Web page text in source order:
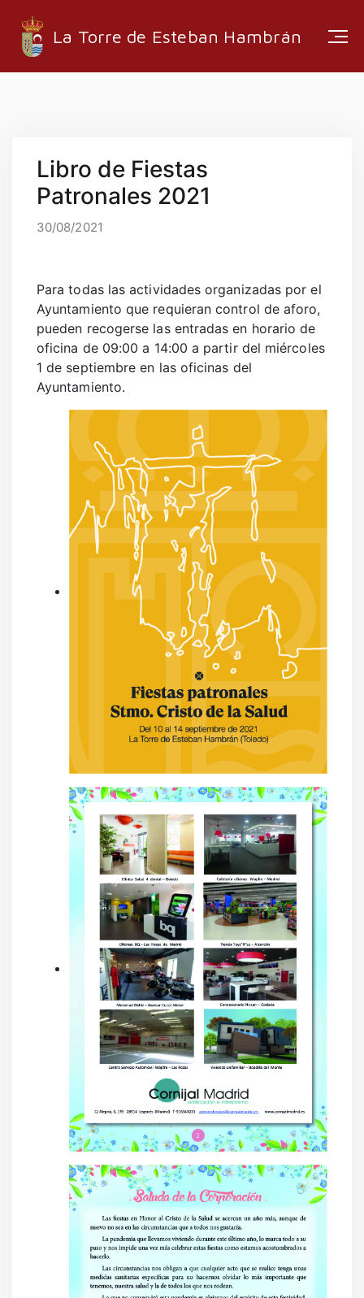
La Torre de Esteban Hambrán
EMPRESAS LOCALES
RUTAS Y SENDEROS
INFORMACIÓN
EMPLEO
SANIDAD
DEPORTES
URBANISMO
CULTURA
FESTEJOS
CONSUMO
Libro de Fiestas
Patronales 2021
30/08/2021
Para todas las actividades organizadas por el
Ayuntamiento que requieran control de aforo,
pueden recogerse las entradas en horario de
oficina de 09:00 a 14:00 a partir del miércoles
1 de septiembre en las oficinas del
Ayuntamiento.